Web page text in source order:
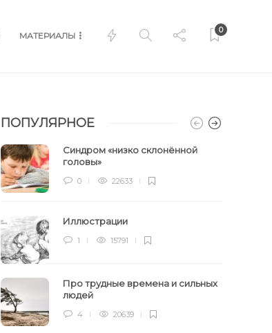
МАТЕРИАЛЫ
0
ПОПУЛЯРНОЕ
Синдром «низко склонённой
головы»
0 22633
Иллюстрации
1 15791
Про трудные времена и сильных
людей
4 20639